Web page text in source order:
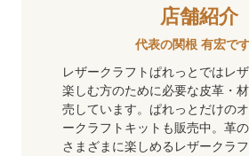
店舗紹介
代表の関根 有宏で
レザークラフトぱれっとではレ
楽しむ方のために必要な皮革・
売しています。ぱれっとだけの
ークラフトキットも販売中。革
さまざまに楽しめるレザークラフ